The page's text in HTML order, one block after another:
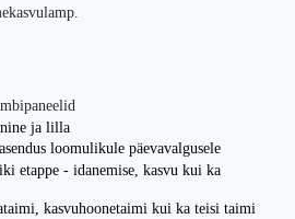
ja lilla
loomulikule päevavalgusele
etappe - idanemise, kasvu kui ka
kasvuhoonetaimi kui ka teisi taimi